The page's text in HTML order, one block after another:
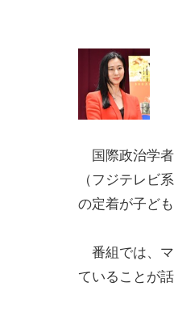
国際政治学者
（フジテレビ
の定着が子ど
番組では、マ
ていることが話